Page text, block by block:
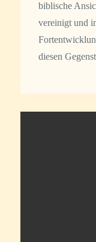
biblische
vereinigt und
diesen